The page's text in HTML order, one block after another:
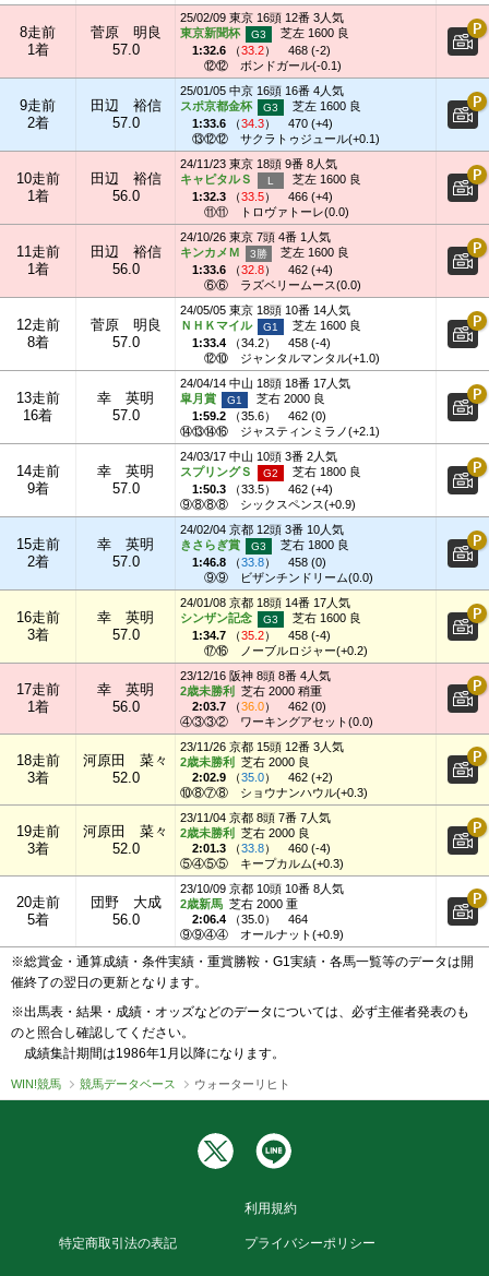
8走前
1着
菅原 明良
57.0
25/02/09 東京 16頭 12番 3人気
東京新聞杯
芝左 1600 良
1:32.6 （33.2）
468 (-2)
⑫⑫
ボンドガール(-0.1)
9走前
2着
田辺 裕信
57.0
25/01/05 中京 16頭 16番 4人気
スポ京都金杯
芝左 1600 良
1:33.6 （34.3）
470 (+4)
⑬⑫⑫
サクラトゥジュール(+0.1)
10走前
1着
田辺 裕信
56.0
24/11/23 東京 18頭 9番 8人気
キャピタルＳ
芝左 1600 良
1:32.3 （33.5）
466 (+4)
⑪⑪
トロヴァトーレ(0.0)
11走前
1着
田辺 裕信
56.0
24/10/26 東京 7頭 4番 1人気
キンカメＭ
芝左 1600 良
1:33.6 （32.8）
462 (+4)
⑥⑥
ラズベリームース(0.0)
12走前
8着
菅原 明良
57.0
24/05/05 東京 18頭 10番 14人気
ＮＨＫマイル
芝左 1600 良
1:33.4 （34.2）
458 (-4)
⑫⑩
ジャンタルマンタル(+1.0)
13走前
16着
幸 英明
57.0
24/04/14 中山 18頭 18番 17人気
皐月賞
芝右 2000 良
1:59.2 （35.6）
462 (0)
⑭⑬⑭⑯
ジャスティンミラノ(+2.1)
14走前
9着
幸 英明
57.0
24/03/17 中山 10頭 3番 2人気
スプリングＳ
芝右 1800 良
1:50.3 （33.5）
462 (+4)
⑨⑧⑧⑧
シックスペンス(+0.9)
15走前
2着
幸 英明
57.0
24/02/04 京都 12頭 3番 10人気
きさらぎ賞
芝右 1800 良
1:46.8 （33.8）
458 (0)
⑨⑨
ビザンチンドリーム(0.0)
16走前
3着
幸 英明
57.0
24/01/08 京都 18頭 14番 17人気
シンザン記念
芝右 1600 良
1:34.7 （35.2）
458 (-4)
⑰⑯
ノーブルロジャー(+0.2)
17走前
1着
幸 英明
56.0
23/12/16 阪神 8頭 8番 4人気
2歳未勝利
芝右 2000 稍重
2:03.7 （36.0）
462 (0)
④③③②
ワーキングアセット(0.0)
18走前
3着
河原田 菜々
52.0
23/11/26 京都 15頭 12番 3人気
2歳未勝利
芝右 2000 良
2:02.9 （35.0）
462 (+2)
⑩⑧⑦⑧
ショウナンハウル(+0.3)
19走前
3着
河原田 菜々
52.0
23/11/04 京都 8頭 7番 7人気
2歳未勝利
芝右 2000 良
2:01.3 （33.8）
460 (-4)
⑤④⑤⑤
キープカルム(+0.3)
20走前
5着
団野 大成
56.0
23/10/09 京都 10頭 10番 8人気
2歳新馬 芝右 2000 重
2:06.4 （35.0）
464
⑨⑨④④
オールナット(+0.9)
※総賞金・通算成績・条件実績・重賞勝鞍・G1実績・各馬一覧等のデータは開
催終了の翌日の更新となります。
※出馬表・結果・成績・オッズなどのデータについては、必ず主催者発表のも
のと照合し確認してください。
成績集計期間は1986年1月以降になります。
WIN!競馬 競馬データベース ウォーターリヒト
利用規約
特定商取引法の表記 プライバシーポリシー